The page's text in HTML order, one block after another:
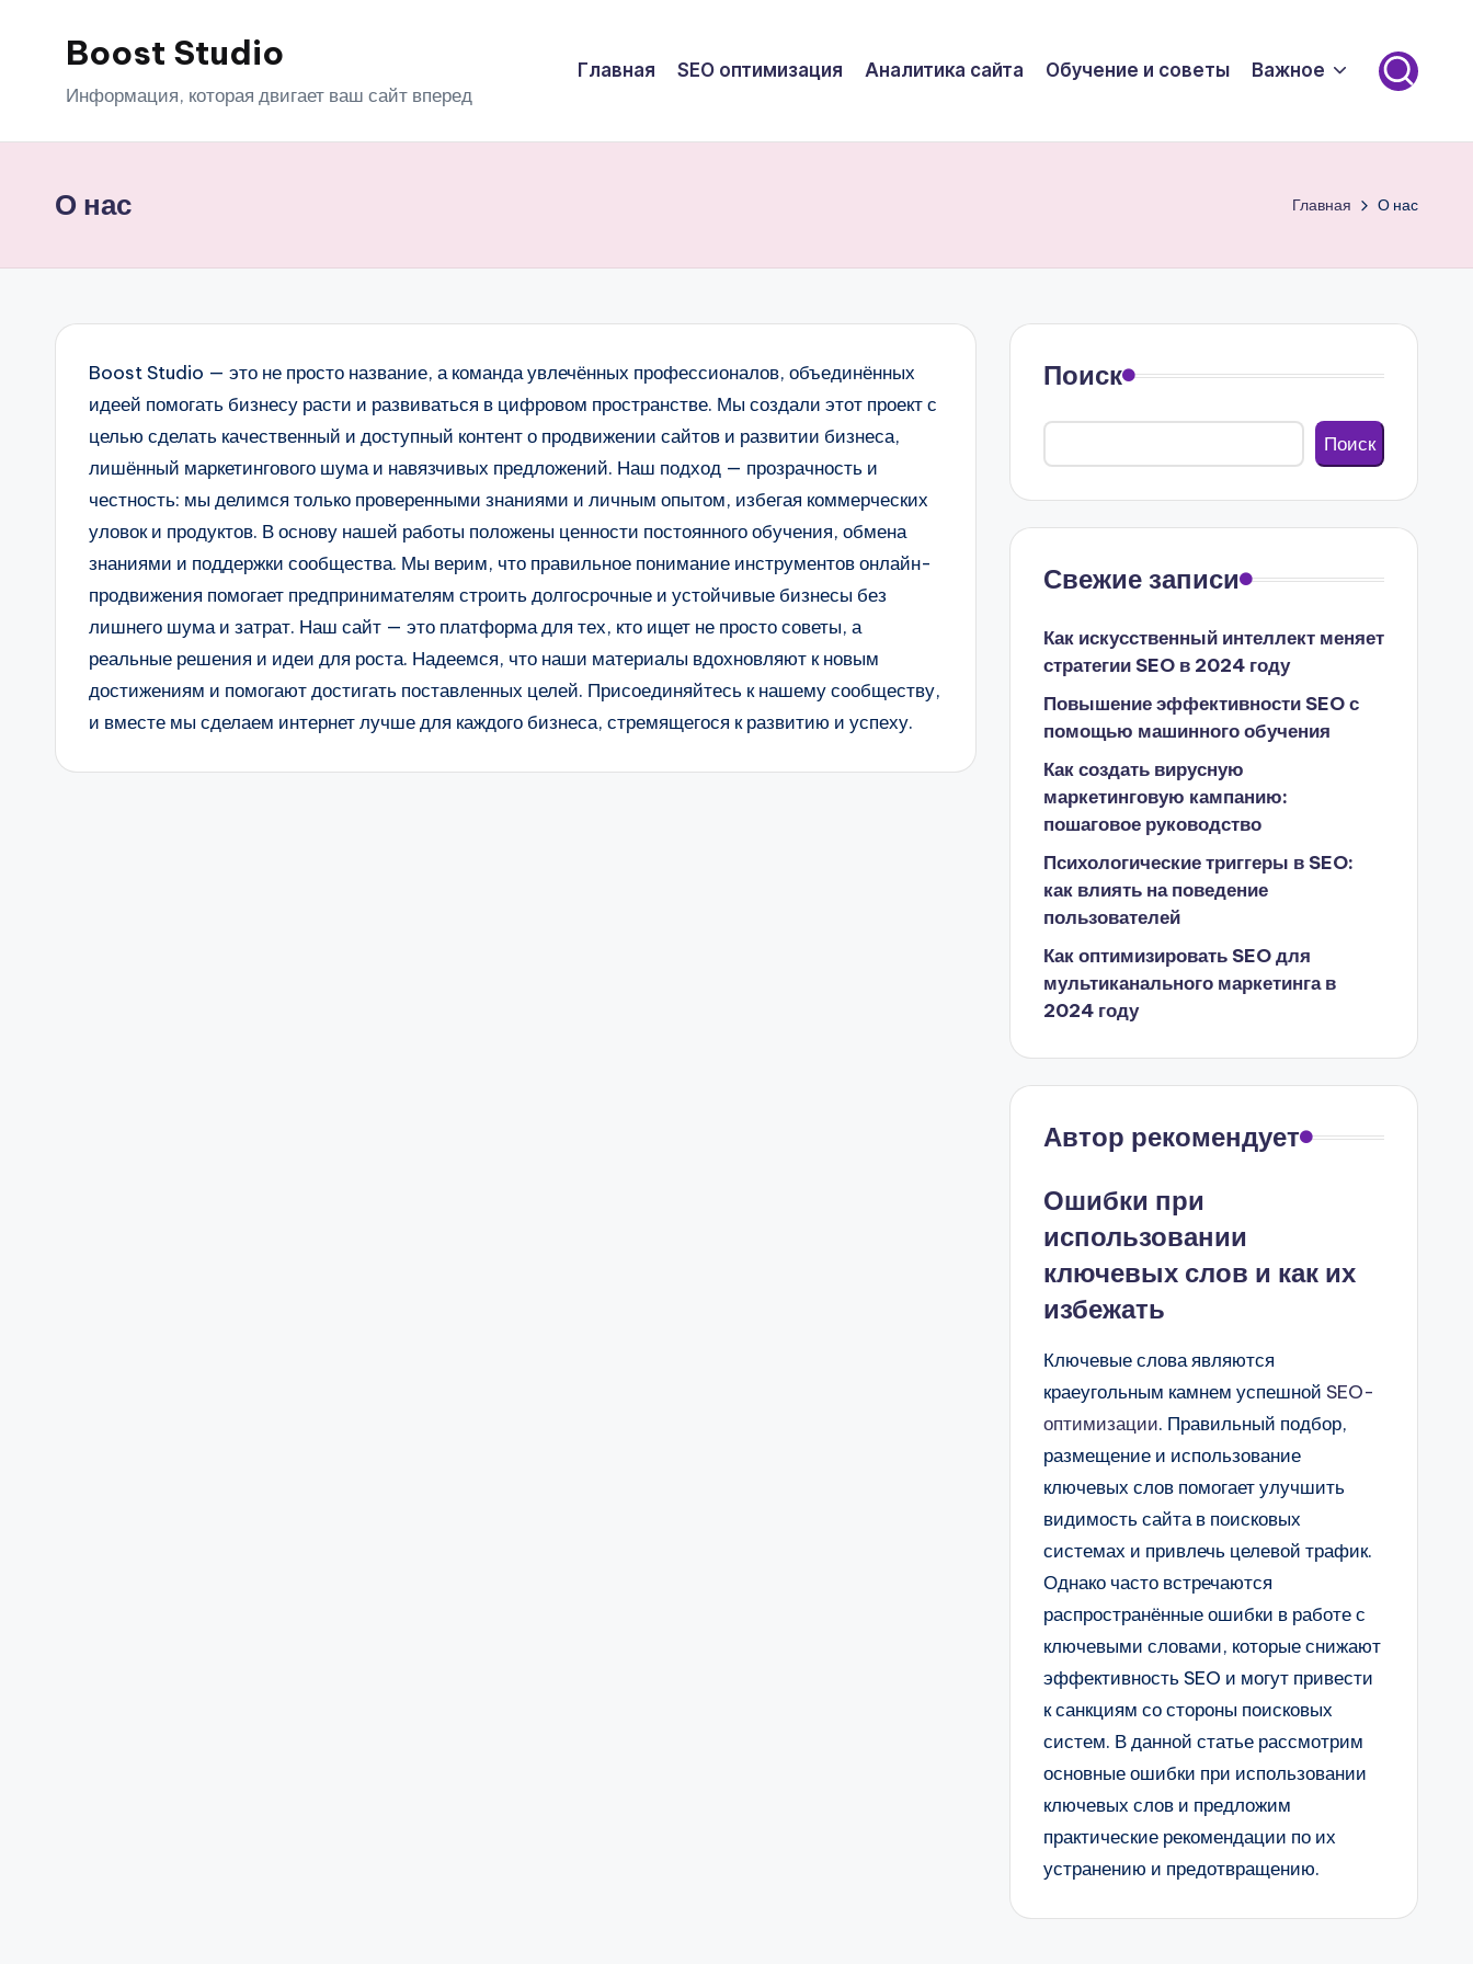
Boost Studio
Информация, которая двигает ваш сайт вперед
Главная SEO оптимизация Аналитика сайта Обучение и советы Важное
О нас Главная О нас
Boost Studio — это не просто название, а команда увлечённых профессионалов, объединённых
идеей помогать бизнесу расти и развиваться в цифровом пространстве. Мы создали этот проект с
целью сделать качественный и доступный контент о продвижении сайтов и развитии бизнеса,
лишённый маркетингового шума и навязчивых предложений. Наш подход — прозрачность и
честность: мы делимся только проверенными знаниями и личным опытом, избегая коммерческих
уловок и продуктов. В основу нашей работы положены ценности постоянного обучения, обмена
знаниями и поддержки сообщества. Мы верим, что правильное понимание инструментов онлайн-
продвижения помогает предпринимателям строить долгосрочные и устойчивые бизнесы без
лишнего шума и затрат. Наш сайт — это платформа для тех, кто ищет не просто советы, а
реальные решения и идеи для роста. Надеемся, что наши материалы вдохновляют к новым
достижениям и помогают достигать поставленных целей. Присоединяйтесь к нашему сообществу,
и вместе мы сделаем интернет лучше для каждого бизнеса, стремящегося к развитию и успеху.
Поиск
Поиск
Свежие записи
Как искусственный интеллект меняет
стратегии SEO в 2024 году
Повышение эффективности SEO с
помощью машинного обучения
Как создать вирусную
маркетинговую кампанию:
пошаговое руководство
Психологические триггеры в SEO:
как влиять на поведение
пользователей
Как оптимизировать SEO для
мультиканального маркетинга в
2024 году
Автор рекомендует
Ошибки при
использовании
ключевых слов и как их
избежать
Ключевые слова являются
краеугольным камнем успешной SEO-
оптимизации. Правильный подбор,
размещение и использование
ключевых слов помогает улучшить
видимость сайта в поисковых
системах и привлечь целевой трафик.
Однако часто встречаются
распространённые ошибки в работе с
ключевыми словами, которые снижают
эффективность SEO и могут привести
к санкциям со стороны поисковых
систем. В данной статье рассмотрим
основные ошибки при использовании
ключевых слов и предложим
практические рекомендации по их
устранению и предотвращению.